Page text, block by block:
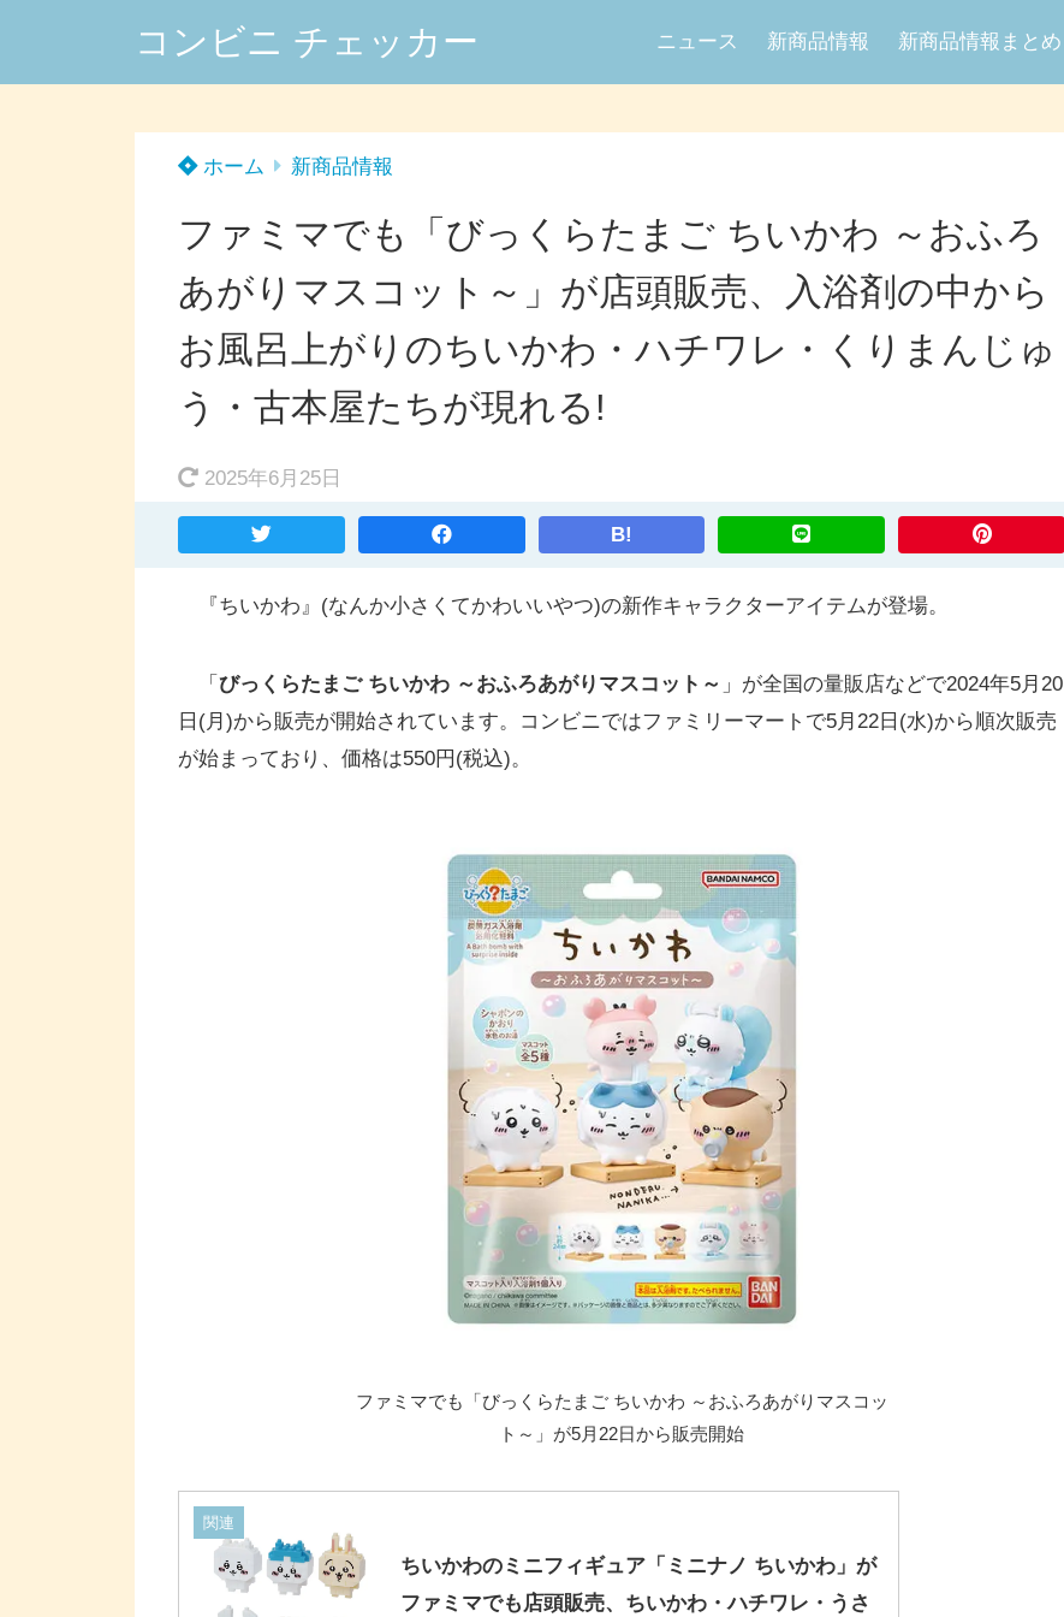
コンビニ チェッカー ニュース 新商品情報 新商品情報まとめ
ホーム 新商品情報
ファミマでも「びっくらたまご ちいかわ ～おふろ
あがりマスコット～」が店頭販売、入浴剤の中から
お風呂上がりのちいかわ・ハチワレ・くりまんじゅ
う・古本屋たちが現れる!
2025年6月25日
B!
『ちいかわ』(なんか小さくてかわいいやつ)の新作キャラクターアイテムが登場。
「 びっくらたまご ちいかわ ～おふろあがりマスコット～ 」が全国の量販店などで2024年5月20
日(月)から販売が開始されています。コンビニではファミリーマートで5月22日(水)から順次販売
が始まっており、価格は550円(税込)。
ファミマでも「びっくらたまご ちいかわ ～おふろあがりマスコッ
ト～」が5月22日から販売開始
関連
ちいかわのミニフィギュア「ミニナノ ちいかわ」が
ファミマでも店頭販売、ちいかわ・ハチワレ・うさ